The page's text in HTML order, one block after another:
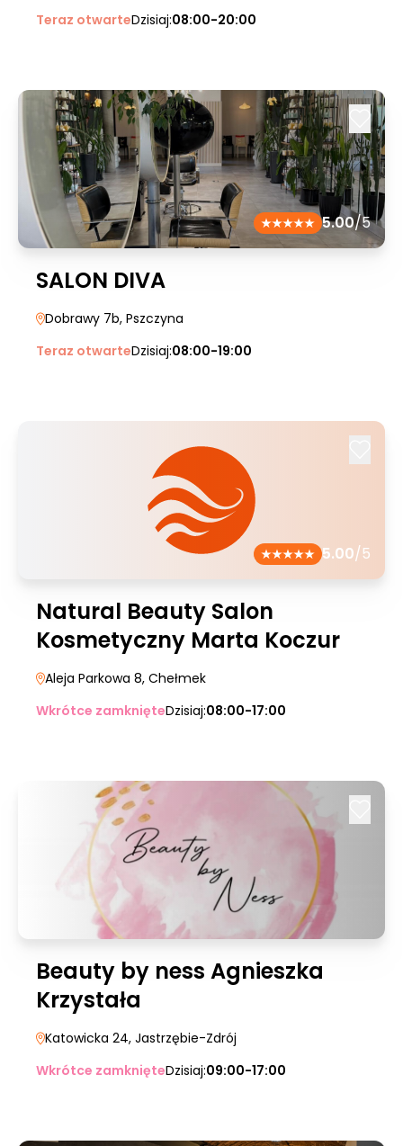
Teraz otwarteDzisiaj:08:00-20:00
5.00/5
SALON DIVA
Dobrawy 7b, Pszczyna
Teraz otwarteDzisiaj:08:00-19:00
5.00/5
Natural Beauty Salon
Kosmetyczny Marta Koczur
Aleja Parkowa 8, Chełmek
Wkrótce zamknięteDzisiaj:08:00-17:00
Beauty by ness Agnieszka
Krzystała
Katowicka 24, Jastrzębie-Zdrój
Wkrótce zamknięteDzisiaj:09:00-17:00